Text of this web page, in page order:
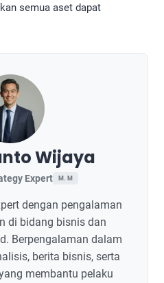
semua aset dapat
Wijaya
Expert M. M
dengan pengalaman
di bidang bisnis dan
Berpengalaman dalam
berita bisnis, serta
membantu pelaku